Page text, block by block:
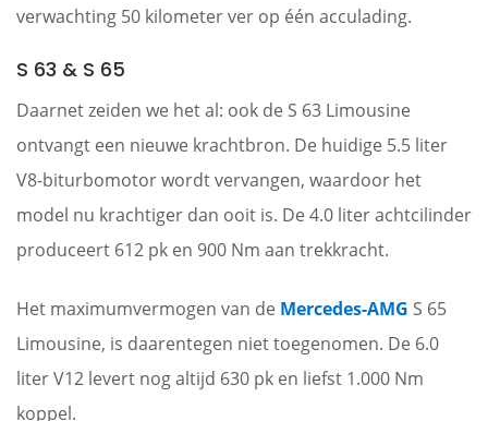
verwachting 50 kilometer ver op één acculading.
S 63 & S 65
Daarnet zeiden we het al: ook de S 63 Limousine
ontvangt een nieuwe krachtbron. De huidige 5.5 liter
V8-biturbomotor wordt vervangen, waardoor het
model nu krachtiger dan ooit is. De 4.0 liter achtcilinder
produceert 612 pk en 900 Nm aan trekkracht.
Het maximumvermogen van de Mercedes-AMG S 65
Limousine, is daarentegen niet toegenomen. De 6.0
liter V12 levert nog altijd 630 pk en liefst 1.000 Nm
koppel.